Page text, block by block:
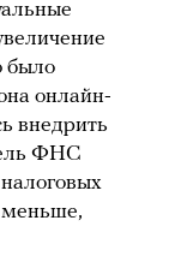
было
онлайн-
внедрить
ФНС
меньше,